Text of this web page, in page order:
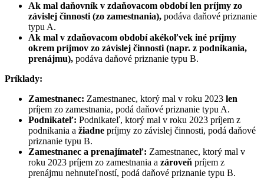
Ak mal daňovník v zdaňovacom období len príjmy zo
závislej činnosti (zo zamestnania), podáva daňové priznanie
typu A.
Ak mal v zdaňovacom období akékoľvek iné príjmy
okrem príjmov zo závislej činnosti (napr. z podnikania,
prenájmu), podáva daňové priznanie typu B.
Príklady:
Zamestnanec: Zamestnanec, ktorý mal v roku 2023 len
príjem zo zamestnania, podá daňové priznanie typu A.
Podnikateľ: Podnikateľ, ktorý mal v roku 2023 príjem z
podnikania a žiadne príjmy zo závislej činnosti, podá daňové
priznanie typu B.
Zamestnanec a prenajímateľ: Zamestnanec, ktorý mal v
roku 2023 príjem zo zamestnania a zároveň príjem z
prenájmu nehnuteľností, podá daňové priznanie typu B.